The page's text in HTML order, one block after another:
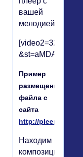
вашей
мелодией
Пример
размещение
файла с
сайта
http://pleer.com
Находим
композицию,